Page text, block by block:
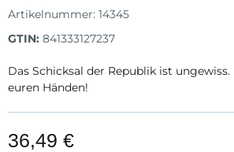
Artikelnummer: 14345
GTIN: 841333127237
Das Schicksal der Republik ist
euren Händen!
36,49 €